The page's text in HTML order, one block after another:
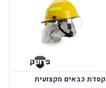
קסדת כבאים מקצועית